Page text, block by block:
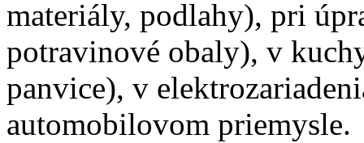
materiály, podlahy), pri
potravinové obaly), v
panvice), v
automobilovom priemysle.